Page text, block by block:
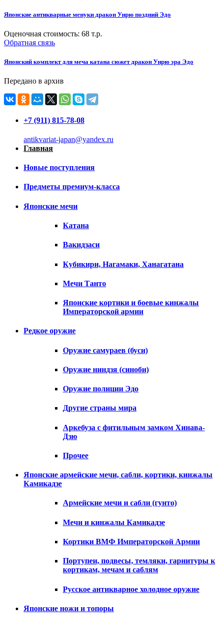
Японские антикварные менуки дракон Унрю поздний Эдо
Оценочная стоимость: 68 т.р.
Обратная связь
Японский комплект для меча катана сюжет дракон Унрю эра Эдо
Передано в архив
+7 (911) 815-78-08
antikvariat-japan@yandex.ru
Главная
Новые поступления
Предметы премиум-класса
Японские мечи
Катана
Вакидзаси
Кубикири, Нагамаки, Ханагатана
Мечи Танто
Японские кортики и боевые кинжалы
Императорской армии
Редкое оружие
Оружие самураев (буси)
Оружие ниндзя (синоби)
Оружие полиции Эдо
Другие страны мира
Аркебуза с фитильным замком Хинава-
Дзю
Прочее
Японские армейские мечи, сабли, кортики, кинжалы
Камикадзе
Армейские мечи и сабли (гунто)
Мечи и кинжалы Камикадзе
Кортики ВМФ Императорской Армии
Портупеи, подвесы, темляки, гарнитуры к
кортикам, мечам и саблям
Русское антикварное холодное оружие
Японские ножи и топоры